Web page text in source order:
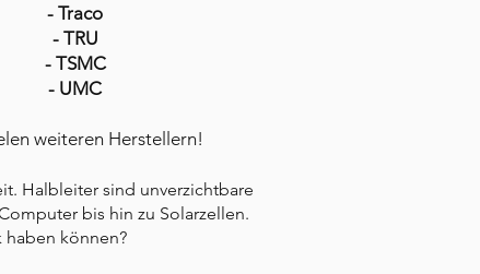
- Traco
- TRU
- TSMC
- UMC
weiteren Herstellern!
Halbleiter sind unverzichtbare
bis hin zu Solarzellen.
können?